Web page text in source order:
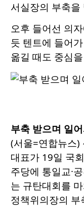
서실장의 부축을
오후 들어선 의
듯 텐트에 들어
옮길 때도 중심
부축 받으며 일
(서울=연합뉴스)
대표가 19일 국
주당에 통일교·
는 규탄대회를
정책위의장의